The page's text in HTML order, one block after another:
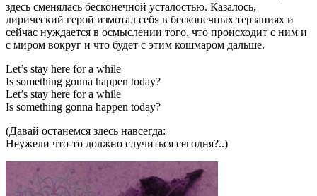
здесь сменялась бесконечной усталостью. Казалось,
лирический герой измотал себя в бесконечных терзаниях и
сейчас нуждается в осмыслении того, что происходит с ним и
с миром вокруг и что будет с этим кошмаром дальше.
Let’s stay here for a while
Is something gonna happen today?
Let’s stay here for a while
Is something gonna happen today?
(Давай останемся здесь навсегда:
Неужели что-то должно случиться сегодня?..)